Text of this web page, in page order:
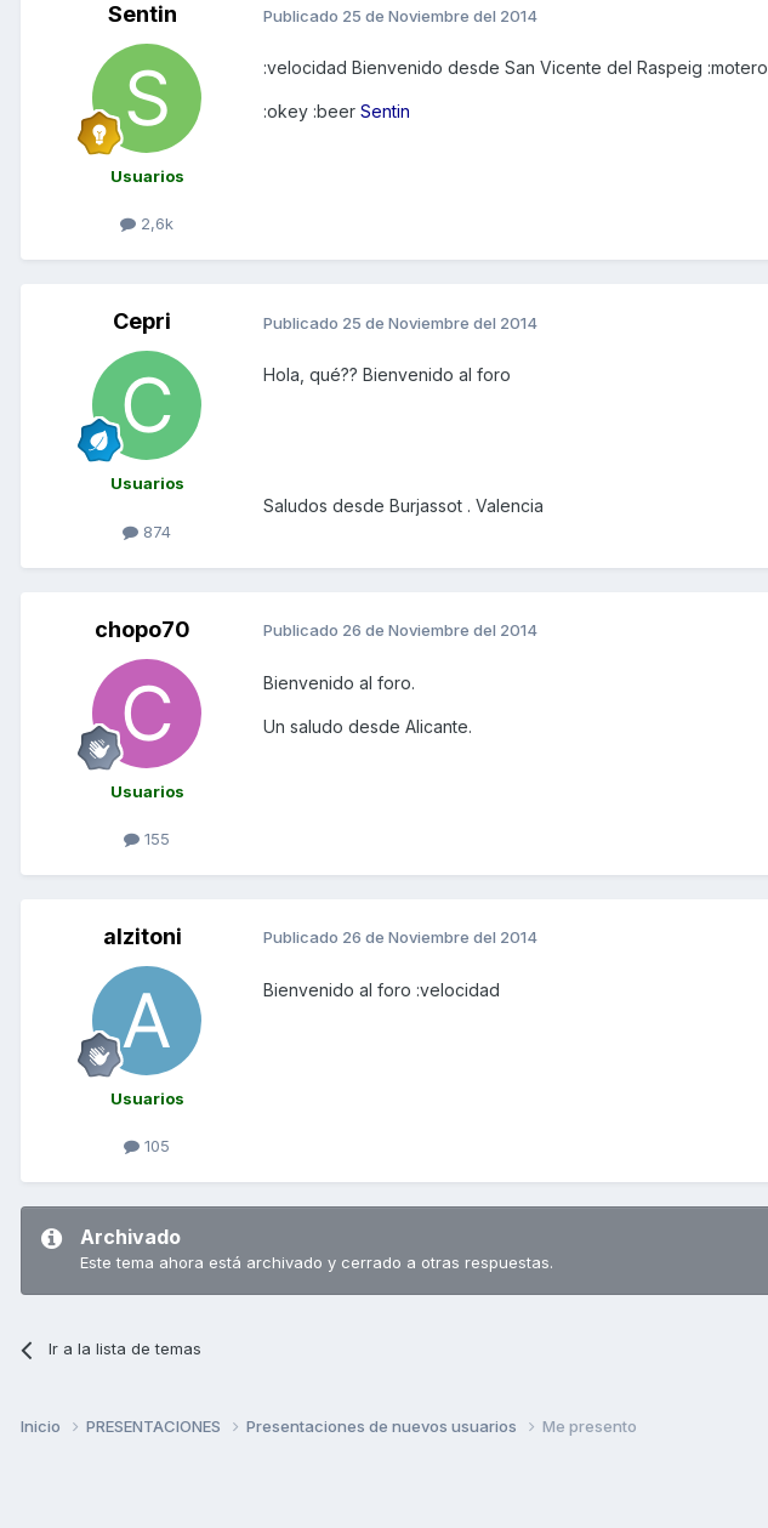
Sentin
Usuarios
2,6k
Publicado 25 de Noviembre del 2014
:velocidad Bienvenido desde San Vicente del Raspeig :motero
:okey :beer Sentin
Cepri
Usuarios
874
Publicado 25 de Noviembre del 2014
Hola, qué?? Bienvenido al foro
Saludos desde Burjassot . Valencia
chopo70
Usuarios
155
Publicado 26 de Noviembre del 2014
Bienvenido al foro.
Un saludo desde Alicante.
alzitoni
Usuarios
105
Publicado 26 de Noviembre del 2014
Bienvenido al foro :velocidad
Archivado
Este tema ahora está archivado y cerrado a otras respuestas.
Ir a la lista de temas
Inicio PRESENTACIONES Presentaciones de nuevos usuarios Me presento